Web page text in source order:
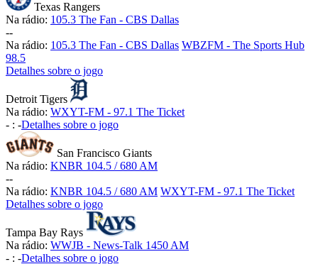
Texas Rangers
Na rádio: 105.3 The Fan - CBS Dallas
--
Na rádio: 105.3 The Fan - CBS Dallas WBZFM - The Sports Hub
98.5
Detalhes sobre o jogo
Detroit Tigers
Na rádio: WXYT-FM - 97.1 The Ticket
- : -Detalhes sobre o jogo
San Francisco Giants
Na rádio: KNBR 104.5 / 680 AM
--
Na rádio: KNBR 104.5 / 680 AM WXYT-FM - 97.1 The Ticket
Detalhes sobre o jogo
Tampa Bay Rays
Na rádio: WWJB - News-Talk 1450 AM
- : -Detalhes sobre o jogo